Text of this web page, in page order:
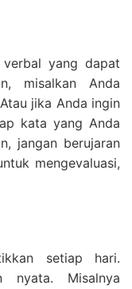
yang dapat
misalkan Anda
jika Anda ingin
kata yang Anda
jangan berujaran
mengevaluasi,
setiap hari.
nyata. Misalnya